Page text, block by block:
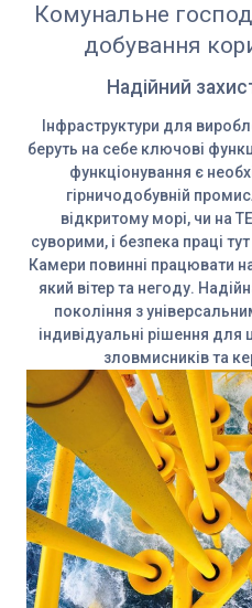
Комунальне
добування
Надійний
Інфраструктури для
беруть на себе ключові
функціонування є
гірничодобувній
відкритому морі, чи на
суворими, і безпека праці
Камери повинні працювати
який вітер та негоду.
покоління з
індивідуальні рішення для
зловмисників та